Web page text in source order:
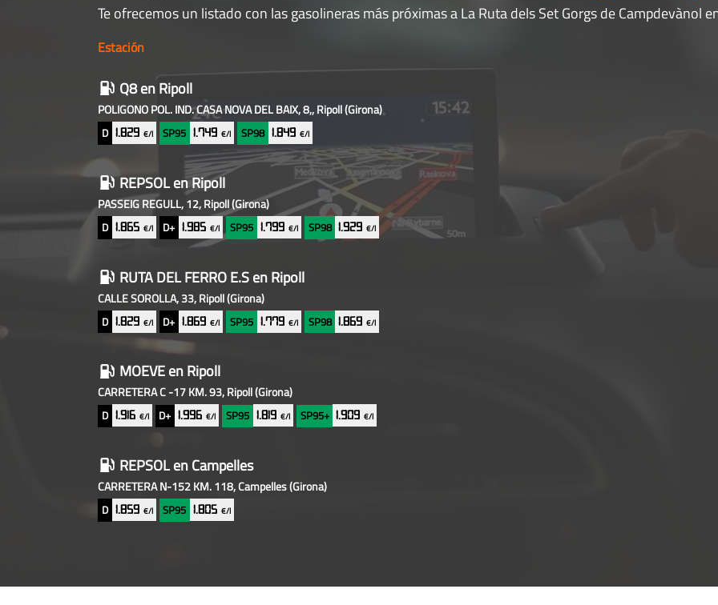
Te ofrecemos un listado con las gasolineras más próximas a La Ruta dels Set Gorgs de Campdevànol
Gasolineras
baratas
cercanas
Estación
Q8en Ripoll
POLIGONO POL. IND. CASA NOVA DEL BAIX, 8,, Ripoll(Girona)
D 1.829 €/l SP95 1.749€/l SP98 1.849 €/l
REPSOLen Ripoll
PASSEIG REGULL, 12, Ripoll(Girona)
D 1.865 €/l D+ 1.985€/l SP95 1.799 €/l SP98 1.929€/l
RUTA DEL FERRO E.Sen Ripoll
CALLE SOROLLA, 33, Ripoll(Girona)
D 1.829 €/l D+ 1.869€/l SP95 1.779 €/l SP98 1.869€/l
MOEVEen Ripoll
CARRETERA C -17 KM. 93, Ripoll(Girona)
D 1.916 €/l D+ 1.996€/l SP95 1.819 €/l SP95+ 1.909€/l
REPSOLen Campelles
CARRETERA N-152 KM. 118, Campelles(Girona)
D 1.859 €/l SP95 1.805€/l